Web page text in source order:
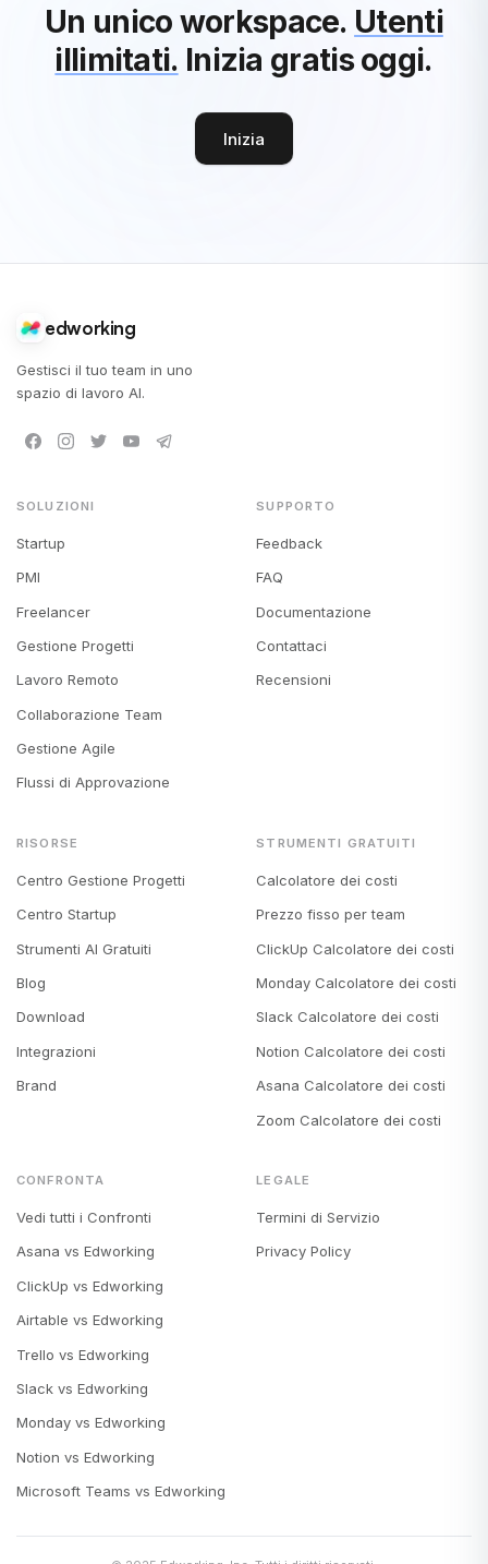
Un unico workspace. Utenti
illimitati. Inizia gratis oggi.
Inizia
edworking
Gestisci il tuo team in uno
spazio di lavoro AI.
SOLUZIONI
Startup
PMI
Freelancer
Gestione Progetti
Lavoro Remoto
Collaborazione Team
Gestione Agile
Flussi di Approvazione
SUPPORTO
Feedback
FAQ
Documentazione
Contattaci
Recensioni
RISORSE
Centro Gestione Progetti
Centro Startup
Strumenti AI Gratuiti
Blog
Download
Integrazioni
Brand
STRUMENTI GRATUITI
Calcolatore dei costi
Prezzo fisso per team
ClickUp Calcolatore dei costi
Monday Calcolatore dei costi
Slack Calcolatore dei costi
Notion Calcolatore dei costi
Asana Calcolatore dei costi
Zoom Calcolatore dei costi
CONFRONTA
Vedi tutti i Confronti
Asana vs Edworking
ClickUp vs Edworking
Airtable vs Edworking
Trello vs Edworking
Slack vs Edworking
Monday vs Edworking
Notion vs Edworking
Microsoft Teams vs Edworking
LEGALE
Termini di Servizio
Privacy Policy